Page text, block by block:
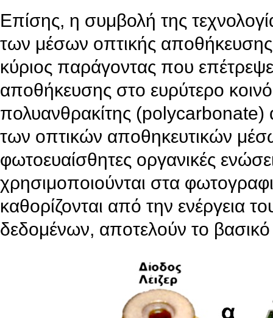
Επίσης, η συμβολή της
των μέσων οπτικής αποθήκευσης
κύριος παράγοντας που
αποθήκευσης στο ευρύτερο
πολυανθρακίτης (polycarbonate)
των οπτικών αποθηκευτικών
φωτοευαίσθητες οργανικές
χρησιμοποιούνται στα
καθορίζονται από την ενέργεια
δεδομένων, αποτελούν το